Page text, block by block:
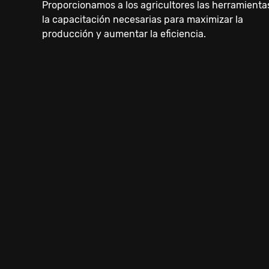
Proporcionamos a los agricultores las
la capacitación necesarias para maximizar la
producción y aumentar la eficiencia.